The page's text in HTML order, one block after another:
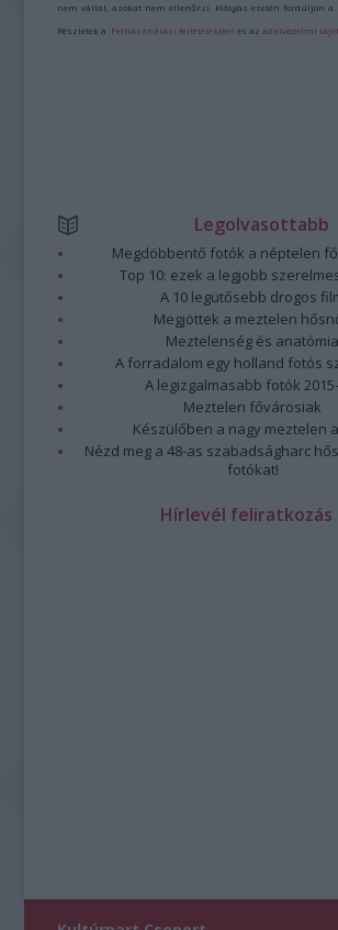
nem vállal, azokat nem ellenőrzi. Kifogás esetén forduljon a
Részletek a Felhasználási feltételekben és azadatvédelmi
Legolvasottabb
Megdöbbentő fotók a néptelen
Top 10: ezek a legjobb
A 10 legütősebb drogos
Megjöttek a meztelen
Meztelenség és anatómia
A forradalom egy holland fotós
A legizgalmasabb fotók
Meztelen fővárosiak
Készülőben a nagy meztelen
Nézd meg a 48-as szabadságharc
fotókat!
Hírlevél feliratkozás